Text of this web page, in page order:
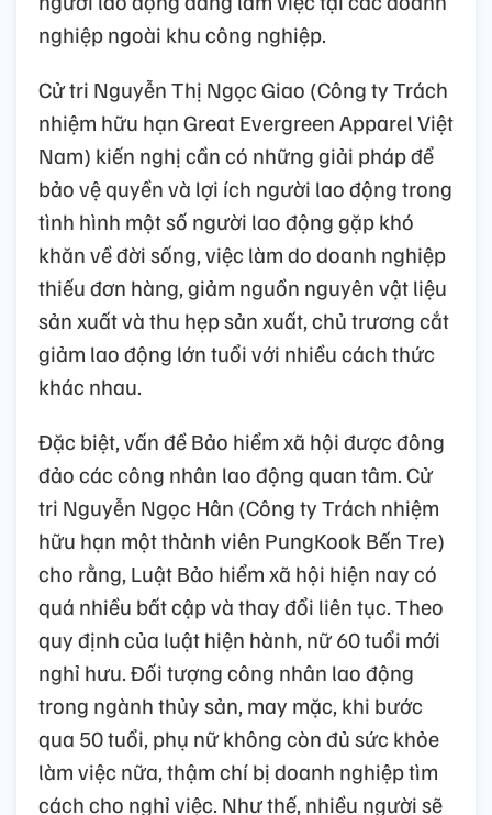
nghiệp ngoài khu công nghiệp.
Cử tri Nguyễn Thị Ngọc Giao (Công ty Trách
nhiệm hữu hạn Great Evergreen Apparel Việt
Nam) kiến nghị cần có những giải pháp để
bảo vệ quyền và lợi ích người lao động trong
tình hình một số người lao động gặp khó
khăn về đời sống, việc làm do doanh nghiệp
thiếu đơn hàng, giảm nguồn nguyên vật liệu
sản xuất và thu hẹp sản xuất, chủ trương cắt
giảm lao động lớn tuổi với nhiều cách thức
khác nhau.
Đặc biệt, vấn đề Bảo hiểm xã hội được đông
đảo các công nhân lao động quan tâm. Cử
tri Nguyễn Ngọc Hân (Công ty Trách nhiệm
hữu hạn một thành viên PungKook Bến Tre)
cho rằng, Luật Bảo hiểm xã hội hiện nay có
quá nhiều bất cập và thay đổi liên tục. Theo
quy định của luật hiện hành, nữ 60 tuổi mới
nghỉ hưu. Đối tượng công nhân lao động
trong ngành thủy sản, may mặc, khi bước
qua 50 tuổi, phụ nữ không còn đủ sức khỏe
làm việc nữa, thậm chí bị doanh nghiệp tìm
cách cho nghỉ việc. Như thế, nhiều người sẽ